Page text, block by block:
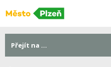
Přejít na ...